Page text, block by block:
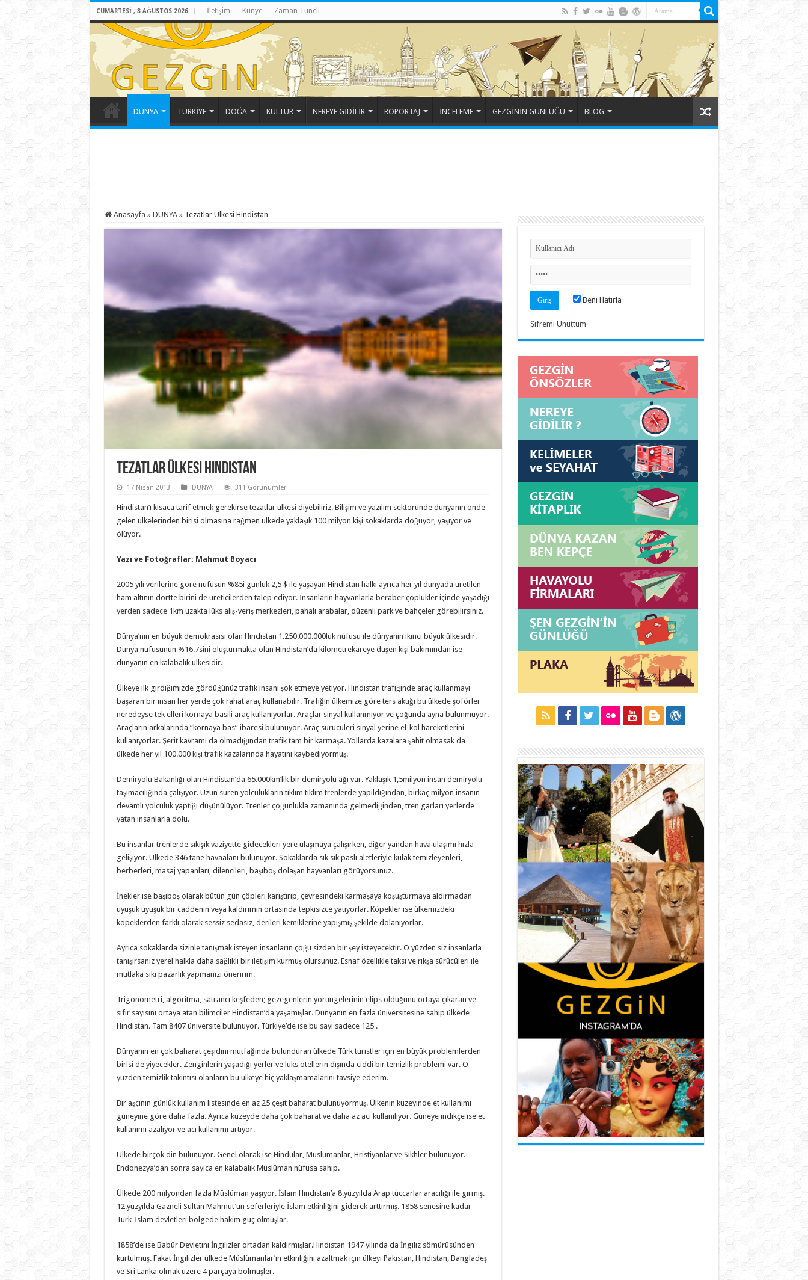
CUMARTESI , 8 AĞUSTOS 2026 İletişim Künye Zaman Tüneli
DÜNYA TÜRKİYE DOĞA KÜLTÜR NEREYE GİDİLİR RÖPORTAJ İNCELEME GEZGİNİN GÜNLÜĞÜ BLOG
Anasayfa » DÜNYA » Tezatlar Ülkesi Hindistan
Tezatlar Ülkesi Hindistan
17 Nisan 2013 DÜNYA 311 Görünümler
Hindistan’ı kısaca tarif etmek gerekirse tezatlar ülkesi diyebiliriz. Bilişim ve yazılım sektöründe dünyanın önde
gelen ülkelerinden birisi olmasına rağmen ülkede yaklaşık 100 milyon kişi sokaklarda doğuyor, yaşıyor ve
ölüyor.
Yazı ve Fotoğraflar: Mahmut Boyacı
2005 yılı verilerine göre nüfusun %85i günlük 2,5 $ ile yaşayan Hindistan halkı ayrıca her yıl dünyada üretilen
ham altının dörtte birini de üreticilerden talep ediyor. İnsanların hayvanlarla beraber çöplükler içinde yaşadığı
yerden sadece 1km uzakta lüks alış-veriş merkezleri, pahalı arabalar, düzenli park ve bahçeler görebilirsiniz.
Dünya’nın en büyük demokrasisi olan Hindistan 1.250.000.000luk nüfusu ile dünyanın ikinci büyük ülkesidir.
Dünya nüfusunun %16.7sini oluşturmakta olan Hindistan’da kilometrekareye düşen kişi bakımından ise
dünyanın en kalabalık ülkesidir.
Ülkeye ilk girdiğimizde gördüğünüz trafik insanı şok etmeye yetiyor. Hindistan trafiğinde araç kullanmayı
başaran bir insan her yerde çok rahat araç kullanabilir. Trafiğin ülkemize göre ters aktığı bu ülkede şoförler
neredeyse tek elleri kornaya basili araç kullanıyorlar. Araçlar sinyal kullanmıyor ve çoğunda ayna bulunmuyor.
Araçların arkalarında “kornaya bas” ibaresi bulunuyor. Araç sürücüleri sinyal yerine el-kol hareketlerini
kullanıyorlar. Şerit kavramı da olmadığından trafik tam bir karmaşa. Yollarda kazalara şahit olmasak da
ülkede her yıl 100.000 kişi trafik kazalarında hayatını kaybediyormuş.
Demiryolu Bakanlığı olan Hindistan’da 65.000km’lik bir demiryolu ağı var. Yaklaşık 1,5milyon insan demiryolu
taşımacılığında çalışıyor. Uzun süren yolculukların tıklım tıklım trenlerde yapıldığından, birkaç milyon insanın
devamlı yolculuk yaptığı düşünülüyor. Trenler çoğunlukla zamanında gelmediğinden, tren garları yerlerde
yatan insanlarla dolu.
Bu insanlar trenlerde sıkışık vaziyette gidecekleri yere ulaşmaya çalışırken, diğer yandan hava ulaşımı hızla
gelişiyor. Ülkede 346 tane havaalanı bulunuyor. Sokaklarda sık sık paslı aletleriyle kulak temizleyenleri,
berberleri, masaj yapanları, dilencileri, başıboş dolaşan hayvanları görüyorsunuz.
İnekler ise başıboş olarak bütün gün çöpleri karıştırıp, çevresindeki karmaşaya koşuşturmaya aldırmadan
uyuşuk uyuşuk bir caddenin veya kaldırımın ortasında tepkisizce yatıyorlar. Köpekler ise ülkemizdeki
köpeklerden farklı olarak sessiz sedasız, derileri kemiklerine yapışmış şekilde dolanıyorlar.
Ayrıca sokaklarda sizinle tanışmak isteyen insanların çoğu sizden bir şey isteyecektir. O yüzden siz insanlarla
tanışırsanız yerel halkla daha sağlıklı bir iletişim kurmuş olursunuz. Esnaf özellikle taksi ve rikşa sürücüleri ile
mutlaka sıkı pazarlık yapmanızı öneririm.
Trigonometri, algoritma, satrancı keşfeden; gezegenlerin yörüngelerinin elips olduğunu ortaya çıkaran ve
sıfır sayısını ortaya atan bilimciler Hindistan’da yaşamışlar. Dünyanın en fazla üniversitesine sahip ülkede
Hindistan. Tam 8407 üniversite bulunuyor. Türkiye’de ise bu sayı sadece 125 .
Dünyanın en çok baharat çeşidini mutfağında bulunduran ülkede Türk turistler için en büyük problemlerden
birisi de yiyecekler. Zenginlerin yaşadığı yerler ve lüks otellerin dışında ciddi bir temizlik problemi var. O
yüzden temizlik takıntısı olanların bu ülkeye hiç yaklaşmamalarını tavsiye ederim.
Bir aşçının günlük kullanım listesinde en az 25 çeşit baharat bulunuyormuş. Ülkenin kuzeyinde et kullanımı
güneyine göre daha fazla. Ayrıca kuzeyde daha çok baharat ve daha az acı kullanılıyor. Güneye indikçe ise et
kullanımı azalıyor ve acı kullanımı artıyor.
Ülkede birçok din bulunuyor. Genel olarak ise Hindular, Müslümanlar, Hristiyanlar ve Sikhler bulunuyor.
Endonezya’dan sonra sayıca en kalabalık Müslüman nüfusa sahip.
Ülkede 200 milyondan fazla Müslüman yaşıyor. İslam Hindistan’a 8.yüzyılda Arap tüccarlar aracılığı ile girmiş.
12.yüzyılda Gazneli Sultan Mahmut’un seferleriyle İslam etkinliğini giderek arttırmış. 1858 senesine kadar
Türk-İslam devletleri bölgede hakim güç olmuşlar.
1858’de ise Babür Devletini İngilizler ortadan kaldırmışlar.Hindistan 1947 yılında da İngiliz sömürüsünden
kurtulmuş. Fakat İngilizler ülkede Müslümanlar’ın etkinliğini azaltmak için ülkeyi Pakistan, Hindistan, Bangladeş
ve Sri Lanka olmak üzere 4 parçaya bölmüşler.
Beni Hatırla
Şifremi Unuttum